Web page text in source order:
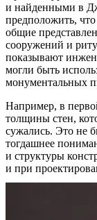
и найденными в
предположить,
общие
сооружений и
показывают
могли быть
монументальных
Например, в
толщины стен,
сужались. Это не
тогдашнее
и структуры
и при